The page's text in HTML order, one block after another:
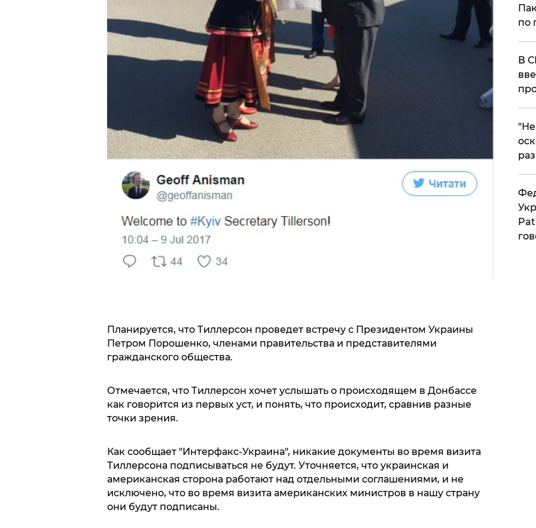
Планируется, что Тиллерсон проведет встречу с Президентом Украины
Петром Порошенко, членами правительства и представителями
гражданского общества.
Отмечается, что Тиллерсон хочет услышать о происходящем в Донбассе
как говорится из первых уст, и понять, что происходит, сравнив разные
точки зрения.
Как сообщает "Интерфакс-Украина", никакие документы во время визита
Тиллерсона подписываться не будут. Уточняется, что украинская и
американская сторона работают над отдельными соглашениями, и не
исключено, что во время визита американских министров в нашу страну
они будут подписаны.
по
В